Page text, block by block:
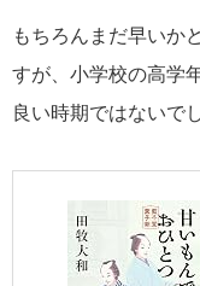
もちろんまだ早いか
すが、小学校の高学
良い時期ではないで